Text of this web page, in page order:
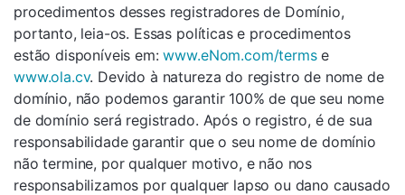
procedimentos desses registradores de Domínio,
portanto, leia-os. Essas políticas e procedimentos
estão disponíveis em:www.eNom.com/termse
www.ola.cv. Devido à natureza do registro de nome de
domínio, não podemos garantir 100% de que seu nome
de domínio será registrado. Após o registro, é de sua
responsabilidade garantir que o seu nome de domínio
não termine, por qualquer motivo, e não nos
responsabilizamos por qualquer lapso ou dano causado